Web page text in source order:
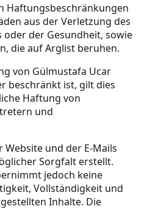
Haftungsbeschränkungen
aus der Verletzung des
oder der Gesundheit, sowie
die auf Arglist beruhen.
von Gülmustafa Ucar
beschränkt ist, gilt dies
Haftung von
und
Website und der E-Mails
Sorgfalt erstellt.
jedoch keine
Vollständigkeit und
Inhalte. Die